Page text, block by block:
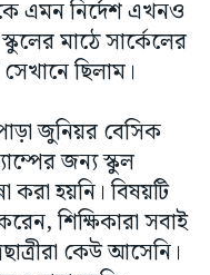
এমন নির্দেশ এখনও
মাঠে সার্কেলের
ছিলাম।
জুনিয়র বেসিক
জন্য স্কুল
করা হয়নি। বিষয়টি
শিক্ষিকারা সবাই
কেউ আসেনি।